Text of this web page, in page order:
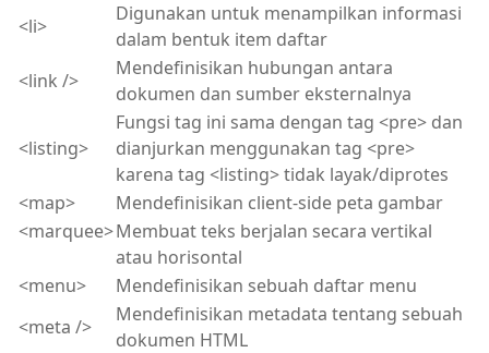
<li>
Digunakan untuk menampilkan informasi
dalam bentuk item daftar
<link />
Mendefinisikan hubungan antara
dokumen dan sumber eksternalnya
<listing>
Fungsi tag ini sama dengan tag <pre> dan
dianjurkan menggunakan tag <pre>
karena tag <listing> tidak layak/diprotes
<map>
Mendefinisikan client-side peta gambar
<marquee>Membuat teks berjalan secara vertikal
atau horisontal
<menu>
Mendefinisikan sebuah daftar menu
<meta />
Mendefinisikan metadata tentang sebuah
dokumen HTML